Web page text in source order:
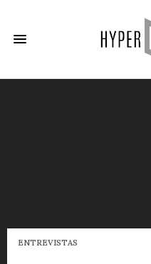
ENTREVISTAS